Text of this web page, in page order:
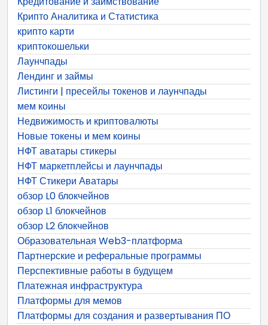
Крипто Аналитика и Статистика
крипто карти
криптокошельки
Лаунчпады
Лендинг и займы
Листинги | пресейлы токенов и лаунчпады
мем коины
Недвижимость и криптовалюты
Новые токены и мем коины
НФТ аватары стикеры
НФТ маркетплейсы и лаунчпады
НФТ Стикери Аватары
обзор L0 блокчейнов
обзор L1 блокчейнов
обзор L2 блокчейнов
Образовательная Web3-платформа
Партнерские и реферальные программы
Перспективные работы в будущем
Платежная инфраструктура
Платформы для мемов
Платформы для создания и развертывания ПО